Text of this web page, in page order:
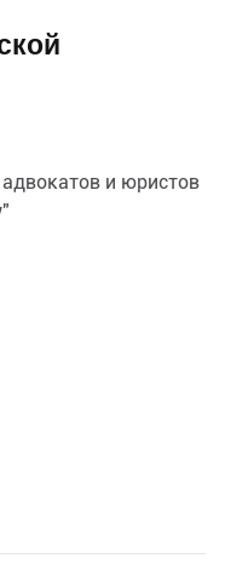
и юристов